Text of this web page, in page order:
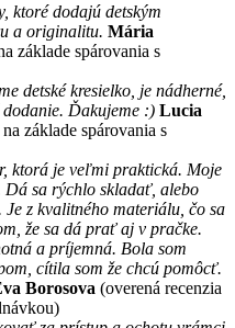
ktoré dodajú detským
a originalitu. Mária
základe spárovania s
detské kresielko, je nádherné,
Ďakujeme :) Lucia
základe spárovania s
ktorá je veľmi praktická. Moje
sa rýchlo skladať, alebo
z kvalitného materiálu, čo sa
že sa dá prať aj v pračke.
a príjemná. Bola som
cítila som že chcú pomôcť.
Borosova (overená recenzia